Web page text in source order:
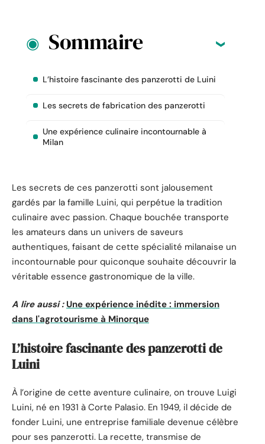
Sommaire
L’histoire fascinante des panzerotti de Luini
Les secrets de fabrication des panzerotti
Une expérience culinaire incontournable à
Milan
Les secrets de ces panzerotti sont jalousement
gardés par la famille Luini, qui perpétue la tradition
culinaire avec passion. Chaque bouchée transporte
les amateurs dans un univers de saveurs
authentiques, faisant de cette spécialité milanaise un
incontournable pour quiconque souhaite découvrir la
véritable essence gastronomique de la ville.
A lire aussi : Une expérience inédite : immersion
dans l'agrotourisme à Minorque
L’histoire fascinante des panzerotti de
Luini
À l’origine de cette aventure culinaire, on trouve Luigi
Luini, né en 1931 à Corte Palasio. En 1949, il décide de
fonder Luini, une entreprise familiale devenue célèbre
pour ses panzerotti. La recette, transmise de